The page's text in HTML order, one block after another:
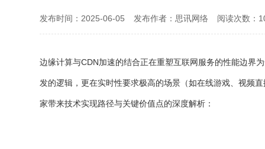
发布时间：2025-06-05 发布作者：思讯网络 阅读次数：
边缘计算与CDN加速的结合正在重塑互联网服务的性能边界
发的逻辑，更在实时性要求极高的场景（如在线游戏、视频
家带来技术实现路径与关键价值点的深度解析：